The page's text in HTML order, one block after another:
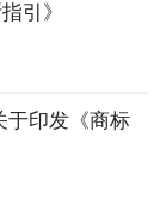
引》
于印发《商标